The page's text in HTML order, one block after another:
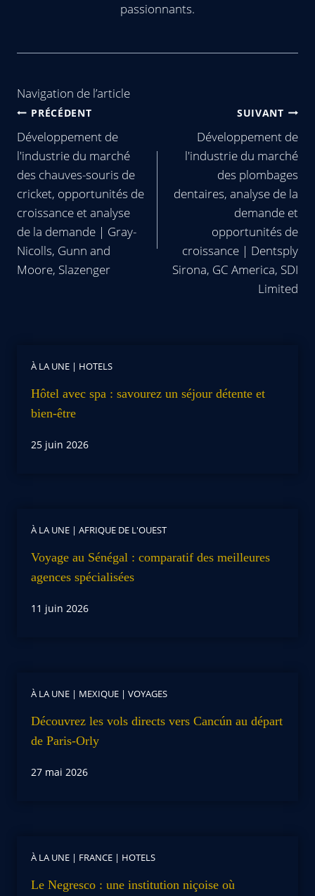
passionnants.
Navigation de l’article
PRÉCÉDENT
Développement de
l'industrie du marché
des chauves-souris de
cricket, opportunités de
croissance et analyse
de la demande | Gray-
Nicolls, Gunn and
Moore, Slazenger
SUIVANT
Développement de
l'industrie du marché
des plombages
dentaires, analyse de la
demande et
opportunités de
croissance | Dentsply
Sirona, GC America, SDI
Limited
À LA UNE | HOTELS
Hôtel avec spa : savourez un séjour détente et
bien-être
25 juin 2026
À LA UNE | AFRIQUE DE L'OUEST
Voyage au Sénégal : comparatif des meilleures
agences spécialisées
11 juin 2026
À LA UNE | MEXIQUE | VOYAGES
Découvrez les vols directs vers Cancún au départ
de Paris-Orly
27 mai 2026
À LA UNE | FRANCE | HOTELS
Le Negresco : une institution niçoise où